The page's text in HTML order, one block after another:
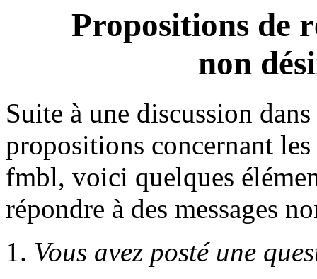
Propositions de
non
Suite à une discussion
propositions concernant
fmbl, voici quelques
répondre à des messages
Vous avez posté une